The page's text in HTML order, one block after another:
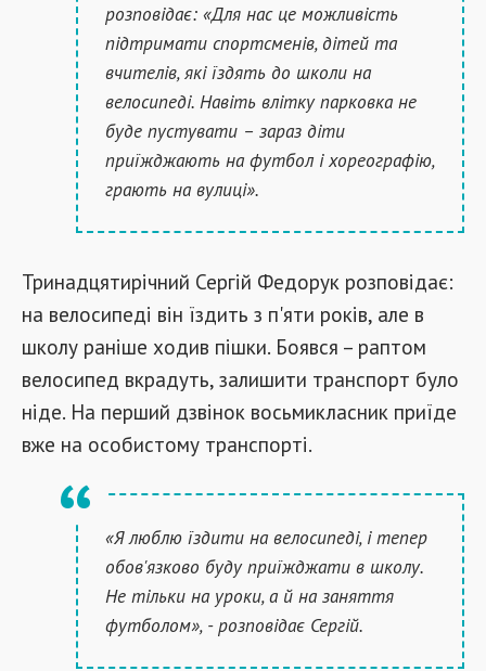
розповідає: «Для нас це можливість
підтримати спортсменів, дітей та
вчителів, які їздять до школи на
велосипеді. Навіть влітку парковка не
буде пустувати – зараз діти
приїжджають на футбол і хореографію,
грають на вулиці».
Тринадцятирічний Сергій Федорук розповідає:
на велосипеді він їздить з п'яти років, але в
школу раніше ходив пішки. Боявся – раптом
велосипед вкрадуть, залишити транспорт було
ніде. На перший дзвінок восьмикласник приїде
вже на особистому транспорті.
«Я люблю їздити на велосипеді, і тепер
обов'язково буду приїжджати в школу.
Не тільки на уроки, а й на заняття
футболом», - розповідає Сергій.